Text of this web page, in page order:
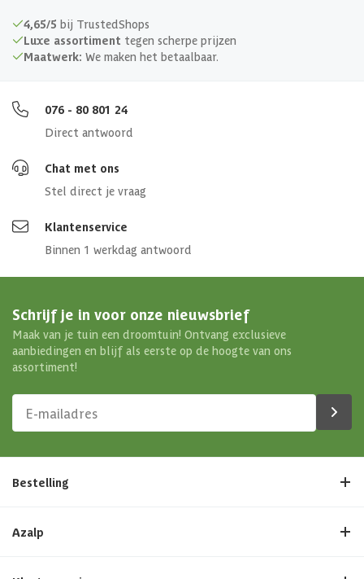
4,65/5 bij TrustedShops
Luxe assortiment tegen scherpe prijzen
Maatwerk: We maken het betaalbaar.
076 - 80 801 24
Direct antwoord
Chat met ons
Stel direct je vraag
Klantenservice
Binnen 1 werkdag antwoord
Schrijf je in voor onze nieuwsbrief
Maak van je tuin een droomtuin! Ontvang exclusieve
aanbiedingen en blijf als eerste op de hoogte van ons
assortiment!
Bestelling
Azalp